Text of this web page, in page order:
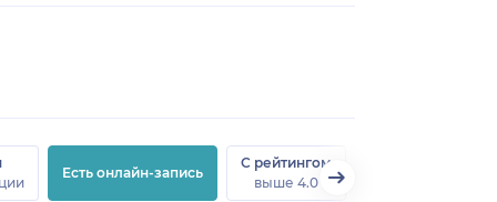
Есть онлайн-запись
С рейтингом
выше 4.0